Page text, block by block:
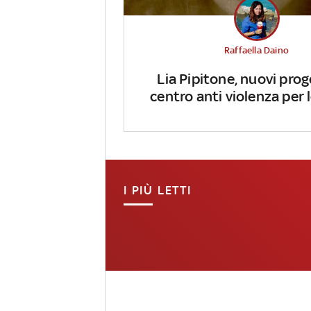
Lia Pipitone, nuovi
centro anti violenza per
Raffaella Daino
I PIÙ LETTI